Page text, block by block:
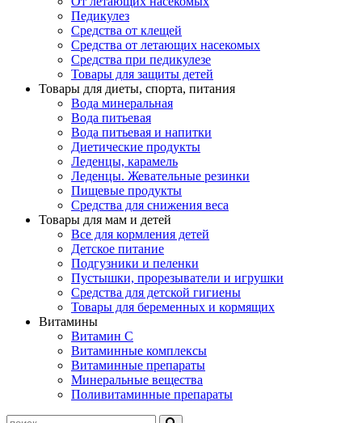
Педикулез
Средства от клещей
Средства от летающих насекомых
Средства при педикулезе
Товары для защиты детей
Товары для диеты, спорта, питания
Вода минеральная
Вода питьевая
Вода питьевая и напитки
Диетические продукты
Леденцы, карамель
Леденцы. Жевательные резинки
Пищевые продукты
Средства для снижения веса
Товары для мам и детей
Все для кормления детей
Детское питание
Подгузники и пеленки
Пустышки, прорезыватели и игрушки
Средства для детской гигиены
Товары для беременных и кормящих
Витамины
Витамин С
Витаминные комплексы
Витаминные препараты
Минеральные вещества
Поливитаминные препараты